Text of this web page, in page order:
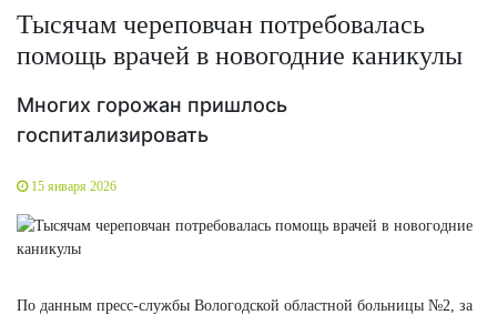
Тысячам череповчан потребовалась
помощь врачей в новогодние каникулы
Многих горожан пришлось
госпитализировать
15 января 2026
По данным пресс-службы Вологодской областной больницы №2, за